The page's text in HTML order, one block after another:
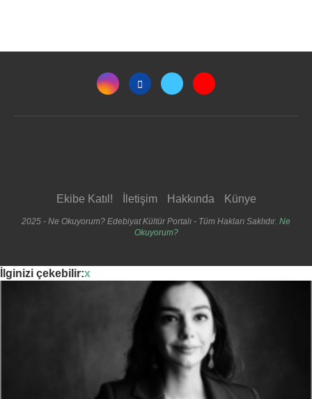
Ekibe Katıl! İletişim Hakkında Künye
2025 - Ne Okuyorum? Edebiyat Kültür Portalı - Tüm Hakları Saklıdır. Ne
Okuyorum?
İlginizi çekebilir:x